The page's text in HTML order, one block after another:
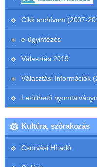
Cikk archívum (2007-
e-ügyintézés
Választás 2019
Választási Információk
Letölthető
Kultúra, szórakozás
Csorvási Híradó